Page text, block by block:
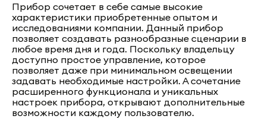
Прибор сочетает в себе самые высокие
характеристики приобретенные опытом и
исследованиями компании. Данный прибор
позволяет создавать разнообразные сценарии в
любое время дня и года. Поскольку владельцу
доступно простое управление, которое
позволяет даже при минимальном освещении
задавать необходимые настройки. А сочетание
расширенного функционала и уникальных
настроек прибора, открывают дополнительные
возможности каждому пользователю.